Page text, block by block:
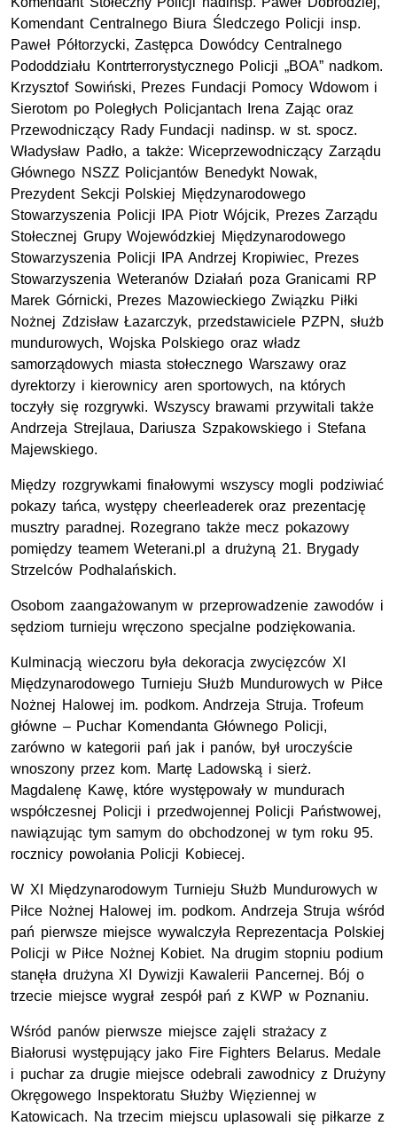
Komendant Centralnego Biura Śledczego Policji insp.
Paweł Półtorzycki, Zastępca Dowódcy Centralnego
Pododdziału Kontrterrorystycznego Policji „BOA” nadkom.
Krzysztof Sowiński, Prezes Fundacji Pomocy Wdowom i
Sierotom po Poległych Policjantach Irena Zając oraz
Przewodniczący Rady Fundacji nadinsp. w st. spocz.
Władysław Padło, a także: Wiceprzewodniczący Zarządu
Głównego NSZZ Policjantów Benedykt Nowak,
Prezydent Sekcji Polskiej Międzynarodowego
Stowarzyszenia Policji IPA Piotr Wójcik, Prezes Zarządu
Stołecznej Grupy Wojewódzkiej Międzynarodowego
Stowarzyszenia Policji IPA Andrzej Kropiwiec, Prezes
Stowarzyszenia Weteranów Działań poza Granicami RP
Marek Górnicki, Prezes Mazowieckiego Związku Piłki
Nożnej Zdzisław Łazarczyk, przedstawiciele PZPN, służb
mundurowych, Wojska Polskiego oraz władz
samorządowych miasta stołecznego Warszawy oraz
dyrektorzy i kierownicy aren sportowych, na których
toczyły się rozgrywki. Wszyscy brawami przywitali także
Andrzeja Strejlaua, Dariusza Szpakowskiego i Stefana
Majewskiego.
Między rozgrywkami finałowymi wszyscy mogli podziwiać
pokazy tańca, występy cheerleaderek oraz prezentację
musztry paradnej. Rozegrano także mecz pokazowy
pomiędzy teamem Weterani.pl a drużyną 21. Brygady
Strzelców Podhalańskich.
Osobom zaangażowanym w przeprowadzenie zawodów i
sędziom turnieju wręczono specjalne podziękowania.
Kulminacją wieczoru była dekoracja zwycięzców XI
Międzynarodowego Turnieju Służb Mundurowych w Piłce
Nożnej Halowej im. podkom. Andrzeja Struja. Trofeum
główne – Puchar Komendanta Głównego Policji,
zarówno w kategorii pań jak i panów, był uroczyście
wnoszony przez kom. Martę Ladowską i sierż.
Magdalenę Kawę, które występowały w mundurach
współczesnej Policji i przedwojennej Policji Państwowej,
nawiązując tym samym do obchodzonej w tym roku 95.
rocznicy powołania Policji Kobiecej.
W XI Międzynarodowym Turnieju Służb Mundurowych w
Piłce Nożnej Halowej im. podkom. Andrzeja Struja wśród
pań pierwsze miejsce wywalczyła Reprezentacja Polskiej
Policji w Piłce Nożnej Kobiet. Na drugim stopniu podium
stanęła drużyna XI Dywizji Kawalerii Pancernej. Bój o
trzecie miejsce wygrał zespół pań z KWP w Poznaniu.
Wśród panów pierwsze miejsce zajęli strażacy z
Białorusi występujący jako Fire Fighters Belarus. Medale
i puchar za drugie miejsce odebrali zawodnicy z Drużyny
Okręgowego Inspektoratu Służby Więziennej w
Katowicach. Na trzecim miejscu uplasowali się piłkarze z